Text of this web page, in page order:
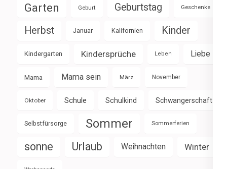
Garten Geburt Geburtstag Geschenke
Herbst Januar Kalifornien Kinder
Kindergarten Kindersprüche Leben Liebe
Mama Mama sein März November
Oktober Schule Schulkind Schwangerschaft
Selbstfürsorge Sommer Sommerferien
sonne Urlaub Weihnachten Winter